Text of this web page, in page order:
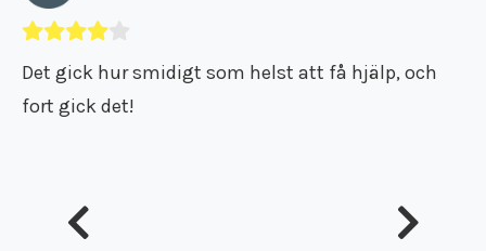
Det gick hur smidigt som helst att få hjälp, och
fort gick det!